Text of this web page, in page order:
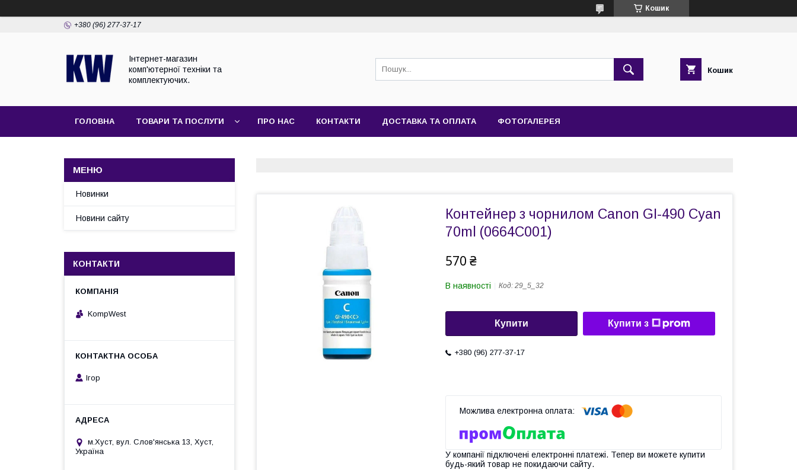
Кошик
+380 (96) 277-37-17
Інтернет-магазин
комп'ютерної техніки та
комплектуючих.
Кошик
ГОЛОВНА ТОВАРИ ТА ПОСЛУГИ ПРО НАС КОНТАКТИ ДОСТАВКА ТА ОПЛАТА ФОТОГАЛЕРЕЯ
Контейнер з чорнилом Canon GI-490 Cyan
70ml (0664C001)
570 ₴
В наявності Код: 29_5_32
Купити Купити з
+380 (96) 277-37-17
У компанії підключені електронні платежі. Тепер ви можете купити
будь-який товар не покидаючи сайту.
Новинки
Новини сайту
КОНТАКТИ
KompWest
Ігор
м.Хуст, вул. Слов'янська 13, Хуст,
Україна